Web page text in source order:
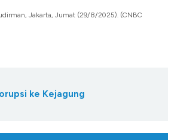
Jakarta, Jumat (29/8/2025). (CNBC
ke Kejagung